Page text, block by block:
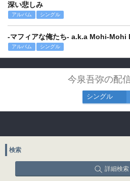
深い悲しみ
アルバム シングル
-マフィアな俺たち- a.k.a Mohi-Mohi
アルバム シングル
今泉吾弥の配
シングル
検索
詳細検索